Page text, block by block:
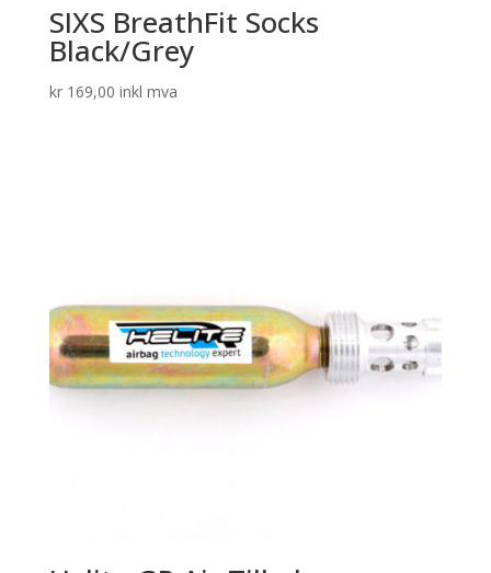
SIXS BreathFit Socks
Black/Grey
kr169,00 inkl mva